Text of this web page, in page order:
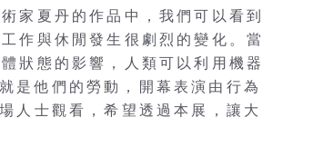
家夏丹的作品中，我們可以看到
作與休閒發生很劇烈的變化。當
狀態的影響，人類可以利用機器
是他們的勞動，開幕表演由行為
人士觀看，希望透過本展，讓大